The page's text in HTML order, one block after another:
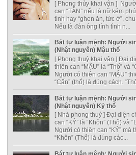
[ Phong thủy khai vận ]
can “TÂN” nếu là nữ kém
tính hay “ghen ăn, tức ở”,
Nếu là đàn ông tính tình n...
Bát tự luận mệnh: Người
(Nhật nguyên) Mậu thổ
[ Phong thuỷ khai vận ] Đại
thiên can “MẬU” là “Thổ” và
Người có thiên can “MẬU”
“Cấn” (thổ) là đúng cách.
Bát tự luận mệnh: Người
(Nhật nguyên) Kỷ thổ
[ Nhà phong thuỷ ] Đại diện
can “KỶ” là “Khôn” (Thổ) và
Người có thiên can “KỶ” mà
“Khôn” (Thổ) là đúng các...